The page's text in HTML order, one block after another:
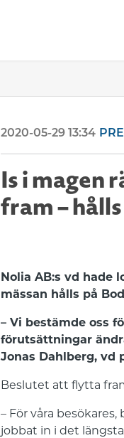
2020-05-29 13:34
Is i magen
fram –
Nolia AB:s vd hade
mässan hålls på
– Vi bestämde oss
förutsättningar
Jonas Dahlberg, vd
Beslutet att flytta
– För våra
jobbat in i det